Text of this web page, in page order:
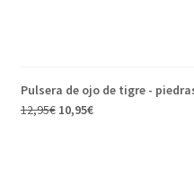
Pulsera de ojo de tigre -
12,95€ 10,95€